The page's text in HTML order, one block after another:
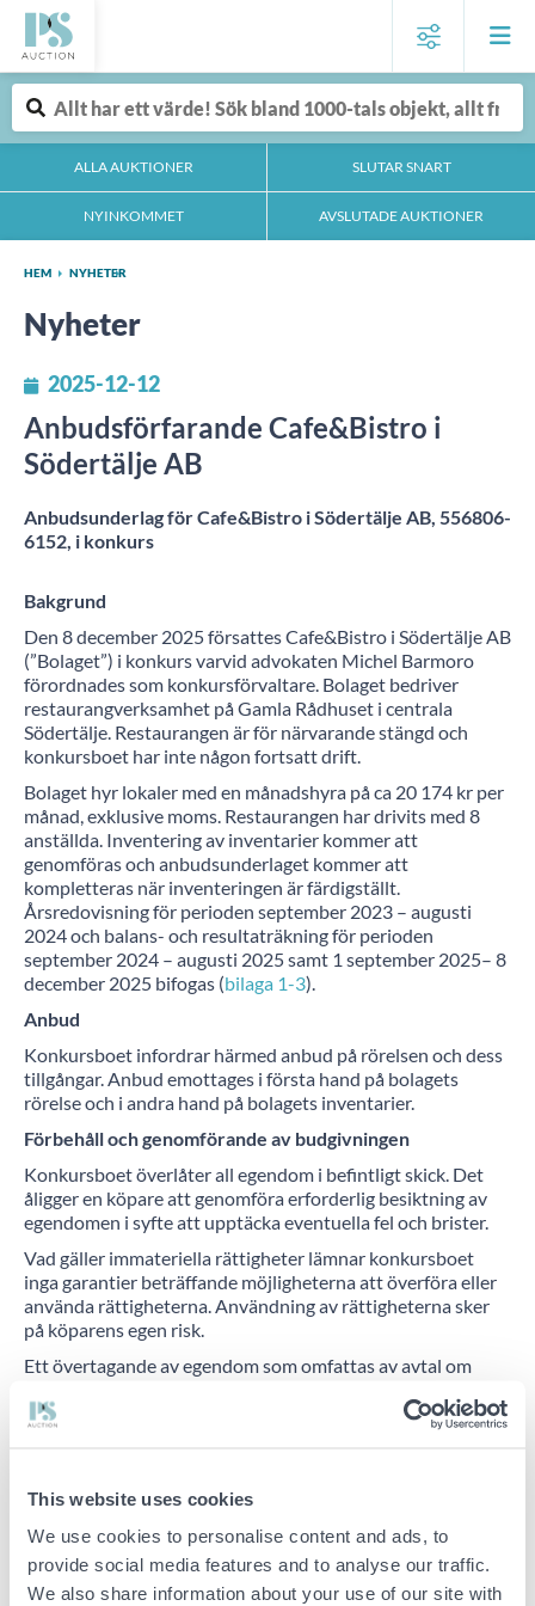
This website uses cookies
We use cookies to personalise content and ads, to
provide social media features and to analyse our traffic.
We also share information about your use of our site with
ALLA AUKTIONER SLUTAR SNART
NYINKOMMET AVSLUTADE AUKTIONER
HEM NYHETER
Nyheter
2025-12-12
Anbudsförfarande Cafe&Bistro i
Södertälje AB
Anbudsunderlag för Cafe&Bistro i Södertälje AB, 556806-
6152, i konkurs
Bakgrund
Den 8 december 2025 försattes Cafe&Bistro i Södertälje AB
(”Bolaget”) i konkurs varvid advokaten Michel Barmoro
förordnades som konkursförvaltare. Bolaget bedriver
restaurangverksamhet på Gamla Rådhuset i centrala
Södertälje. Restaurangen är för närvarande stängd och
konkursboet har inte någon fortsatt drift.
Bolaget hyr lokaler med en månadshyra på ca 20 174 kr per
månad, exklusive moms. Restaurangen har drivits med 8
anställda. Inventering av inventarier kommer att
genomföras och anbudsunderlaget kommer att
kompletteras när inventeringen är färdigställt.
Årsredovisning för perioden september 2023 – augusti
2024 och balans- och resultaträkning för perioden
september 2024 – augusti 2025 samt 1 september 2025– 8
december 2025 bifogas (bilaga 1-3).
Anbud
Konkursboet infordrar härmed anbud på rörelsen och dess
tillgångar. Anbud emottages i första hand på bolagets
rörelse och i andra hand på bolagets inventarier.
Förbehåll och genomförande av budgivningen
Konkursboet överlåter all egendom i befintligt skick. Det
åligger en köpare att genomföra erforderlig besiktning av
egendomen i syfte att upptäcka eventuella fel och brister.
Vad gäller immateriella rättigheter lämnar konkursboet
inga garantier beträffande möjligheterna att överföra eller
använda rättigheterna. Användning av rättigheterna sker
på köparens egen risk.
Ett övertagande av egendom som omfattas av avtal om
motparten i respektive avtal.
Förfrågningar angående rörelsen och dess tillgångar kan
mailas tillinfo@jalaw.se.
Skriftliga anbud, exklusive mervärdesskatt, avseende
rörelsen eller delar av den ska vara konkursförvaltaren